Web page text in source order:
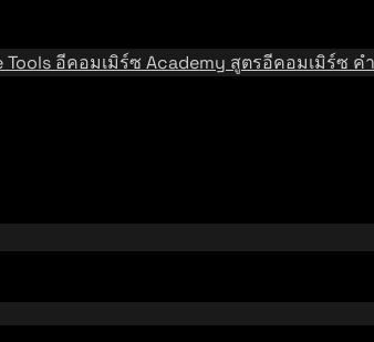
Tools อีคอมเมิร์ซ Academy สูตรอีคอมเมิร์ซ ค